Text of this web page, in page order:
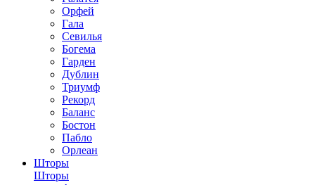
Орфей
Гала
Севилья
Богема
Гарден
Дублин
Триумф
Рекорд
Баланс
Бостон
Пабло
Орлеан
Шторы
Шторы